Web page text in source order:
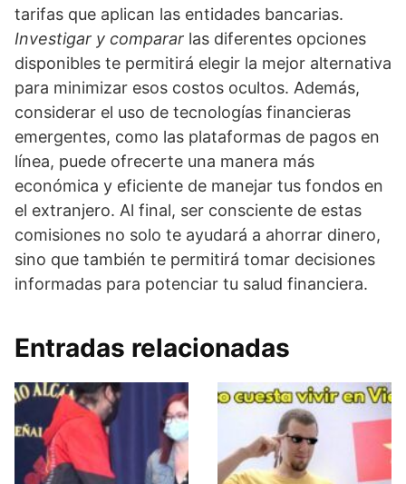
tarifas que aplican las entidades bancarias.
Investigar y comparar las diferentes opciones
disponibles te permitirá elegir la mejor alternativa
para minimizar esos costos ocultos. Además,
considerar el uso de tecnologías financieras
emergentes, como las plataformas de pagos en
línea, puede ofrecerte una manera más
económica y eficiente de manejar tus fondos en
el extranjero. Al final, ser consciente de estas
comisiones no solo te ayudará a ahorrar dinero,
sino que también te permitirá tomar decisiones
informadas para potenciar tu salud financiera.
Entradas relacionadas